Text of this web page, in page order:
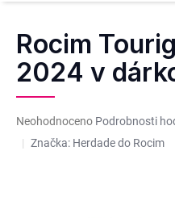
Rocim
2024 v
Průměrné
hodnocení
produktu
Neohodnoceno Podrobnosti
Značka: Herdade do Rocim